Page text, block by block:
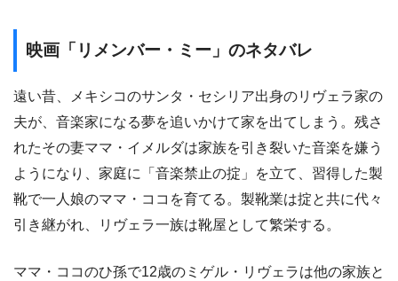
映画「リメンバー・ミー」のネタバレ
遠い昔、メキシコのサンタ・セシリア出身のリヴェラ家の
夫が、音楽家になる夢を追いかけて家を出てしまう。残さ
れたその妻ママ・イメルダは家族を引き裂いた音楽を嫌う
ようになり、家庭に「音楽禁止の掟」を立て、習得した製
靴で一人娘のママ・ココを育てる。製靴業は掟と共に代々
引き継がれ、リヴェラ一族は靴屋として繁栄する。
ママ・ココのひ孫で12歳のミゲル・リヴェラは他の家族と